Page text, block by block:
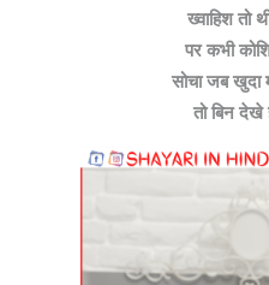
ख्वाहिश तो
पर कभी
सोचा जब खुदा
तो बिन देखे